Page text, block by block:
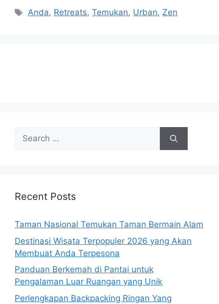
Tags
Anda, Retreats,Temukan, Urban, Zen
Search
for:
Recent Posts
Taman Nasional Temukan Taman Bermain Alam
Destinasi Wisata Terpopuler 2026 yang Akan
Membuat Anda Terpesona
Panduan Berkemah di Pantai untuk
Pengalaman Luar Ruangan yang Unik
Perlengkapan Backpacking Ringan Yang